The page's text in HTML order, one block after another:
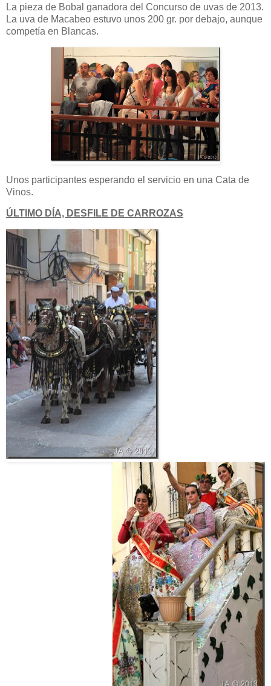
La pieza de Bobal ganadora del Concurso de uvas de 2013.
La uva de Macabeo estuvo unos 200 gr. por debajo, aunque
competía en Blancas.
Unos participantes esperando el servicio en una Cata de
Vinos.
ÚLTIMO DÍA, DESFILE DE CARROZAS